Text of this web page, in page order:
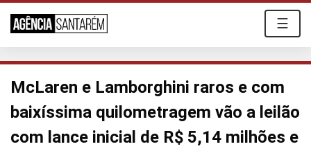
☰
McLaren e Lamborghini raros e com
baixíssima quilometragem vão a leilão
com lance inicial de R$ 5,14 milhões e